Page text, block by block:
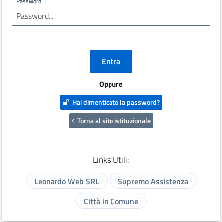
Oppure
Hai dimenticato la password?
Torna al sito istituzionale
Links Utili:
Leonardo Web SRL
Supremo Assistenza
Città in Comune